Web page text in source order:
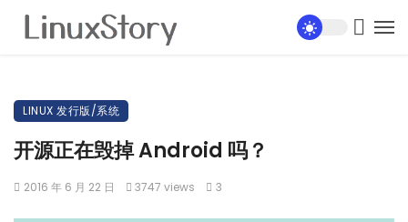
LINUX 发行版/系统
开源正在毁掉 Android 吗？
2016 年 6 月 22 日 3747 views 3